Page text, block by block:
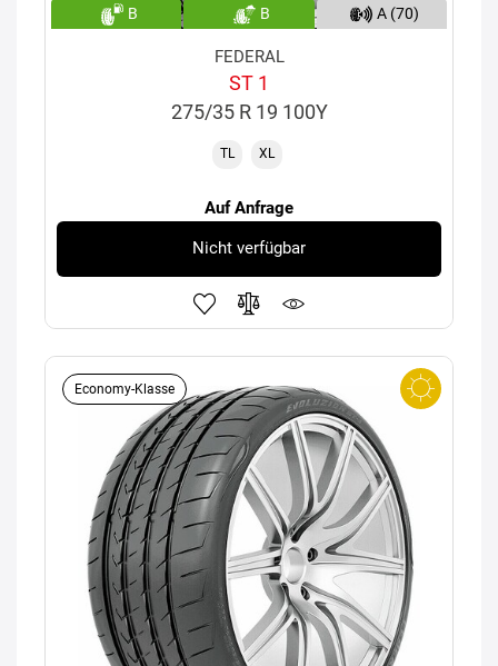
B B A (70)
FEDERAL
ST 1
275/35 R 19 100Y
TL XL
Auf Anfrage
Nicht verfügbar
Economy-Klasse